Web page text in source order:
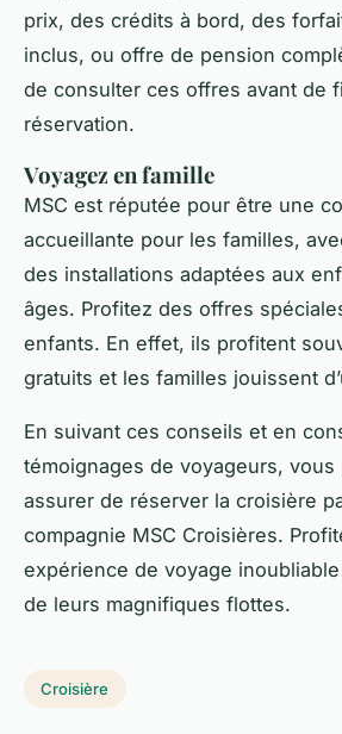
prix, des crédits à bord, des
inclus, ou offre de pension
de consulter ces offres avant de
réservation.
Voyagez en famille
MSC est réputée pour être une
accueillante pour les familles,
des installations adaptées aux
âges. Profitez des offres
enfants. En effet, ils profitent
gratuits et les familles jouissent
En suivant ces conseils et en
témoignages de voyageurs, vous
assurer de réserver la croisière
compagnie MSC Croisières.
expérience de voyage
de leurs magnifiques flottes.
Croisière